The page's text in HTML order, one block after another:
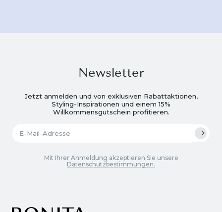
Newsletter
Jetzt anmelden und von exklusiven Rabattaktionen,
Styling-Inspirationen und einem 15%
Willkommensgutschein profitieren.
Mit Ihrer Anmeldung akzeptieren Sie unsere
Datenschutzbestimmungen.